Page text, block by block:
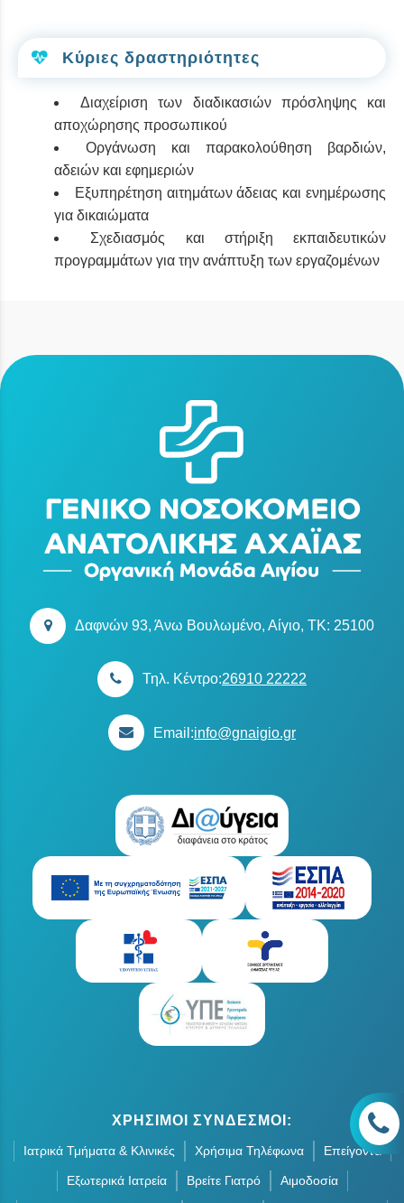
Κύριες δραστηριότητες
Διαχείριση των διαδικασιών πρόσληψης και
αποχώρησης προσωπικού
Οργάνωση και παρακολούθηση βαρδιών,
αδειών και εφημεριών
Εξυπηρέτηση αιτημάτων άδειας και ενημέρωσης
για δικαιώματα
Σχεδιασμός και στήριξη εκπαιδευτικών
προγραμμάτων για την ανάπτυξη των εργαζομένων
Δαφνών 93, Άνω Βουλωμένο, Αίγιο, TK: 25100
Τηλ. Κέντρο:26910 22222
Email:info@gnaigio.gr
ΧΡΗΣΙΜΟΙ ΣΥΝΔΕΣΜΟΙ:
Ιατρικά Τμήματα & Κλινικές Χρήσιμα Τηλέφωνα Επείγοντα
Εξωτερικά Ιατρεία Βρείτε Γιατρό Αιμοδοσία